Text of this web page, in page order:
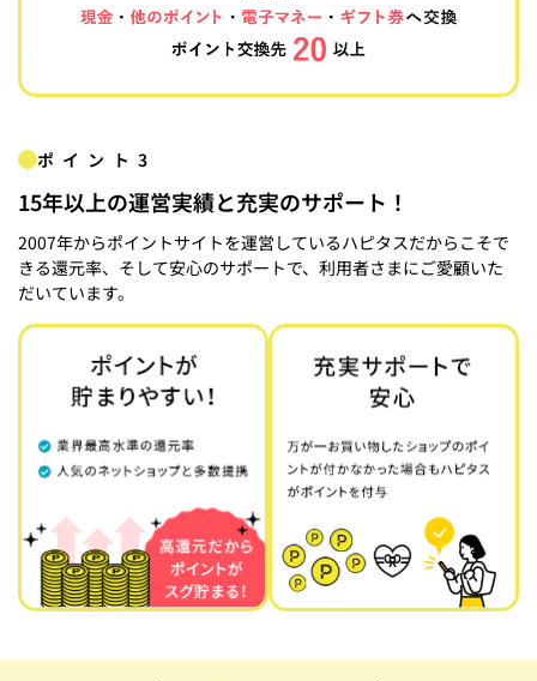
ポイント3
15年以上の運営実績と充実のサポート！
2007年からポイントサイトを運営しているハピタスだからこそで
きる還元率、そして安心のサポートで、利用者さまにご愛顧いた
だいています。